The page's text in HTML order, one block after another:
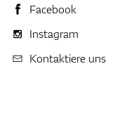
Facebook
Instagram
Kontaktiere uns